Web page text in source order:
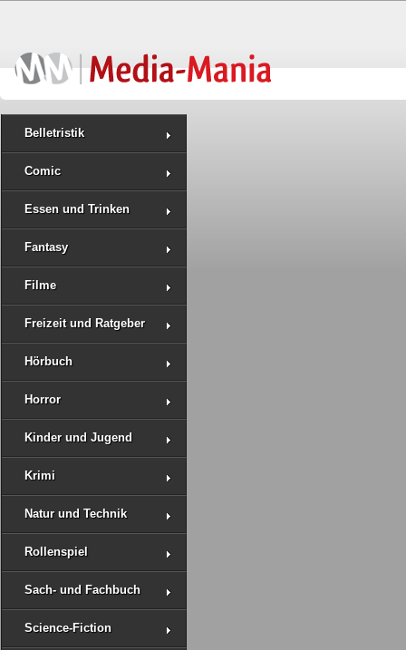
Belletristik
Comic
Essen und Trinken
Fantasy
Filme
Freizeit und Ratgeber
Hörbuch
Horror
Kinder und Jugend
Krimi
Natur und Technik
Rollenspiel
Sach- und Fachbuch
Science-Fiction